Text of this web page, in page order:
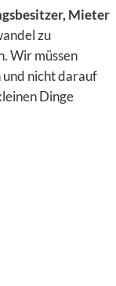
Mieter
zu
Wir müssen
und nicht darauf
Dinge